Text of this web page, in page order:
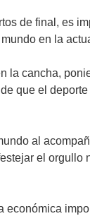
de final, es
en la
la cancha,
que el
al
el orgullo